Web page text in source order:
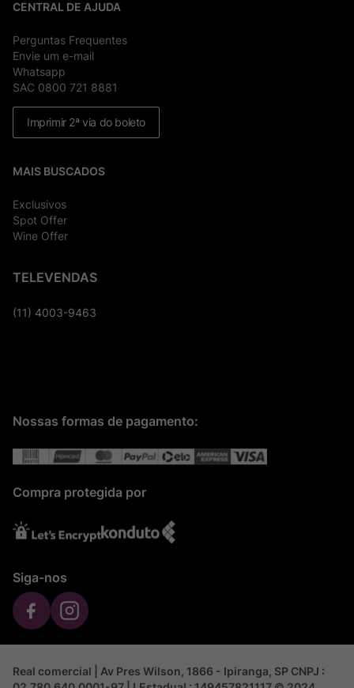
CENTRAL DE AJUDA
Perguntas Frequentes
Envie um e-mail
Whatsapp
SAC 0800 721 8881
Imprimir 2ª via do boleto
MAIS BUSCADOS
Exclusivos
Spot Offer
Wine Offer
TELEVENDAS
(11) 4003-9463
Nossas formas de pagamento:
Compra protegida por
Siga-nos
Real comercial | Av Pres Wilson, 1866 - Ipiranga, SP CNPJ :